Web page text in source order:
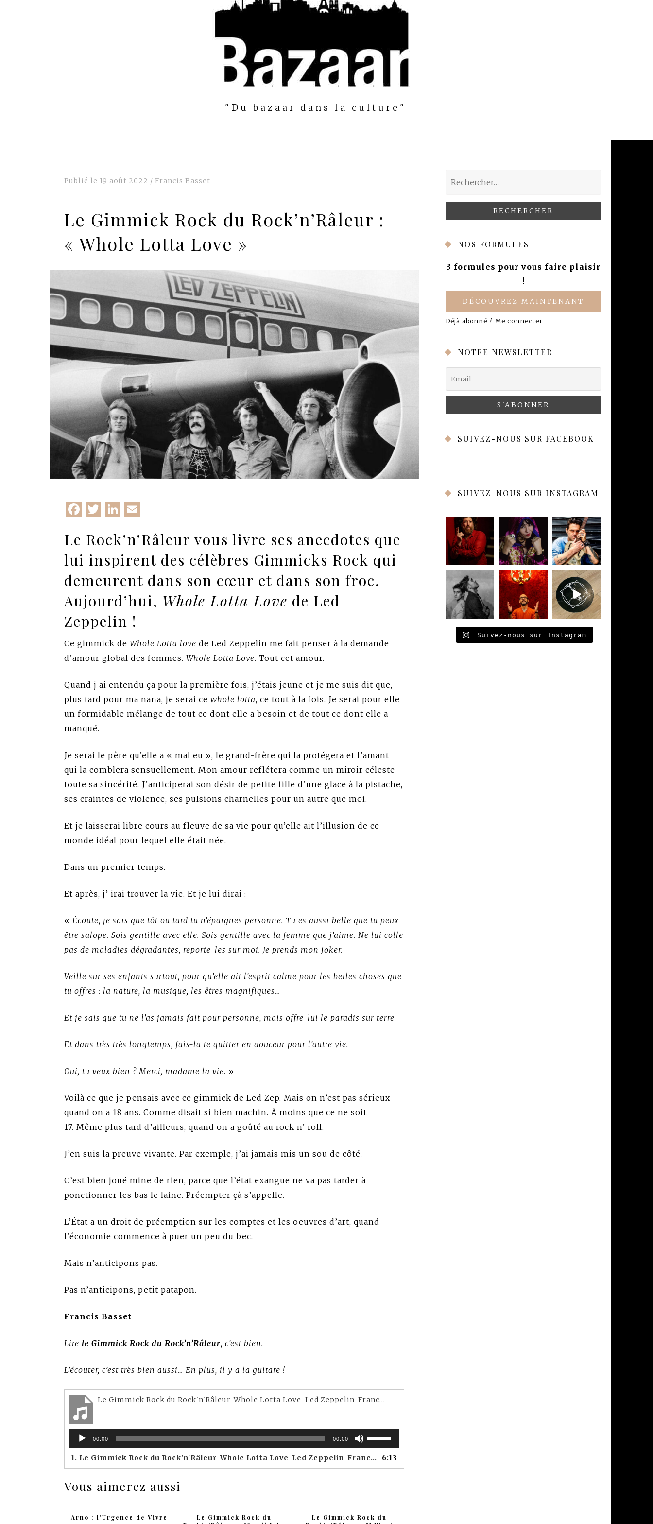
"Du bazaar dans la culture"
Publié le 19 août 2022 / Francis Basset
Le Gimmick Rock du Rock’n’Râleur :
« Whole Lotta Love »
Facebook
Twitter
LinkedIn
Le Rock’n’Râleur vous livre ses anecdotes que
lui inspirent des célèbres Gimmicks Rock qui
demeurent dans son cœur et dans son froc.
Aujourd’hui, Whole Lotta Love de Led
Zeppelin !
Ce gimmick de Whole Lotta love de Led Zeppelin me fait penser à la demande
d’amour global des femmes. Whole Lotta Love. Tout cet amour.
Quand j ai entendu ça pour la première fois, j’étais jeune et je me suis dit que,
plus tard pour ma nana, je serai ce whole lotta, ce tout à la fois. Je serai pour elle
un formidable mélange de tout ce dont elle a besoin et de tout ce dont elle a
manqué.
Je serai le père qu’elle a « mal eu », le grand-frère qui la protégera et l’amant
qui la comblera sensuellement. Mon amour reflétera comme un miroir céleste
toute sa sincérité. J’anticiperai son désir de petite fille d’une glace à la pistache,
ses craintes de violence, ses pulsions charnelles pour un autre que moi.
Et je laisserai libre cours au fleuve de sa vie pour qu’elle ait l’illusion de ce
monde idéal pour lequel elle était née.
Dans un premier temps.
Et après, j’ irai trouver la vie. Et je lui dirai :
« Écoute, je sais que tôt ou tard tu n’épargnes personne. Tu es aussi belle que tu peux
être salope. Sois gentille avec elle. Sois gentille avec la femme que j’aime. Ne lui colle
pas de maladies dégradantes, reporte-les sur moi. Je prends mon joker.
Veille sur ses enfants surtout, pour qu’elle ait l’esprit calme pour les belles choses que
tu offres : la nature, la musique, les êtres magnifiques…
Et je sais que tu ne l’as jamais fait pour personne, mais offre-lui le paradis sur terre.
Et dans très très longtemps, fais-la te quitter en douceur pour l’autre vie.
Oui, tu veux bien ? Merci, madame la vie. »
Voilà ce que je pensais avec ce gimmick de Led Zep. Mais on n’est pas sérieux
quand on a 18 ans. Comme disait si bien machin. À moins que ce ne soit
17. Même plus tard d’ailleurs, quand on a goûté au rock n’ roll.
J’en suis la preuve vivante. Par exemple, j’ai jamais mis un sou de côté.
C’est bien joué mine de rien, parce que l’état exangue ne va pas tarder à
ponctionner les bas le laine. Préempter çà s’appelle.
L’État a un droit de préemption sur les comptes et les oeuvres d’art, quand
l’économie commence à puer un peu du bec.
Mais n’anticipons pas.
Pas n’anticipons, petit patapon.
Francis Basset
Lire le Gimmick Rock du Rock’n’Râleur, c’est bien.
L’écouter, c’est très bien aussi… En plus, il y a la guitare !
Le Gimmick Rock du Rock'n'Râleur-Whole Lotta Love-Led Zeppelin-Francis Basset-Paris Bazaar
Lecteur
audio
00:00 00:00
flèches
le
1. Le Gimmick Rock du Rock'n'Râleur-Whole Lotta Love-Led Zeppelin-Francis Basset-Paris Bazaar 6:13
Vous aimerez aussi
Arno : l'Urgence de Vivre
Le Gimmick Rock du
Le Gimmick Rock du
Rechercher :
NOS FORMULES
3 formules pour vous faire plaisir
!
DÉCOUVREZ MAINTENANT
Déjà abonné ? Me connecter
NOTRE NEWSLETTER
SUIVEZ-NOUS SUR FACEBOOK
SUIVEZ-NOUS SUR INSTAGRAM
Suivez-nous sur Instagram